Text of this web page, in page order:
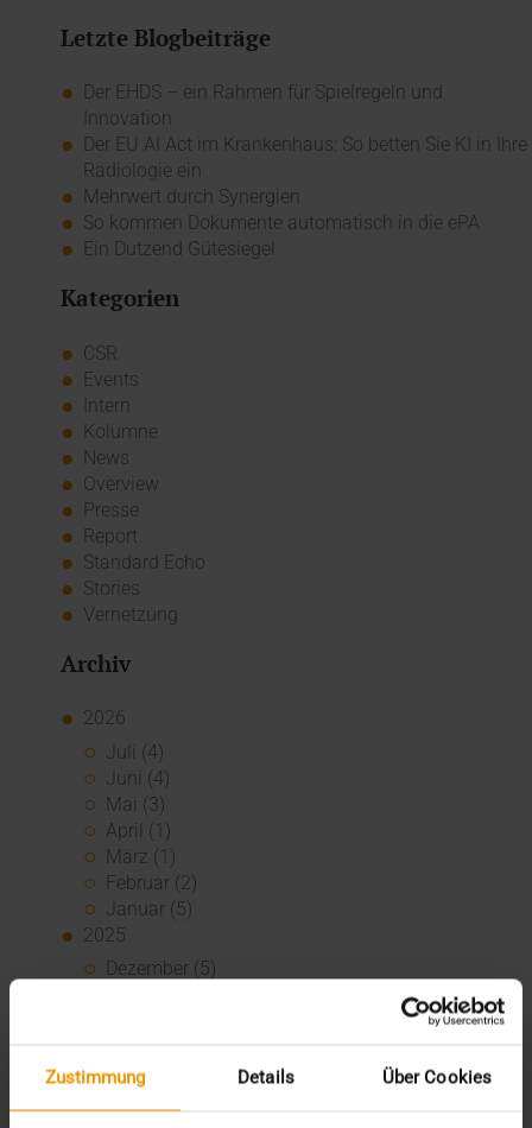
Zustimmung Details Über Cookies
Letzte Blogbeiträge
Der EHDS – ein Rahmen für Spielregeln und
Innovation
Der EU AI Act im Krankenhaus: So betten Sie KI in Ihre
Radiologie ein
Mehrwert durch Synergien
So kommen Dokumente automatisch in die ePA
Ein Dutzend Gütesiegel
Kategorien
CSR
Events
Intern
Kolumne
News
Overview
Presse
Report
Standard Echo
Stories
Vernetzung
Archiv
2026
Juli (4)
Juni (4)
Mai (3)
April (1)
März (1)
Februar (2)
Januar (5)
2025
Dezember (5)
August (3)